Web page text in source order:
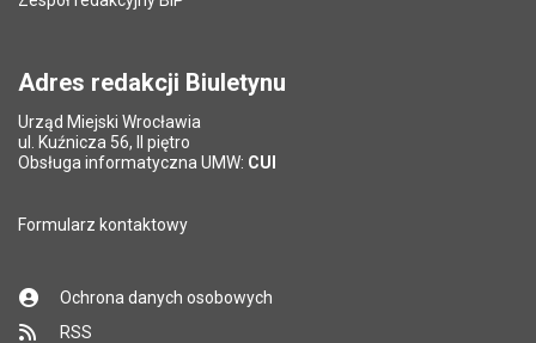
Pytanie antyspamowe
*
Pole wymagane
Adres redakcji Biuletynu
Urząd Miejski Wrocławia
ul. Kuźnicza 56, II piętro
Obsługa informatyczna UMW: CUI
Formularz kontaktowy
Ochrona danych osobowych
RSS